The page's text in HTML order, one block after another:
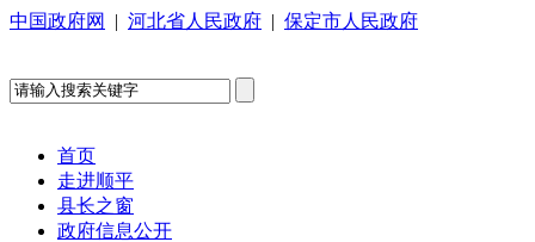
中国政府网 | 河北省人民政府 | 保定市人民政府
首页
走进顺平
县长之窗
政府信息公开